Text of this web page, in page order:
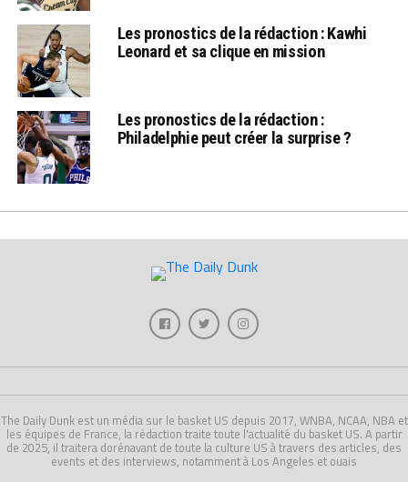
Les pronostics de la rédaction : Kawhi
Leonard et sa clique en mission
Les pronostics de la rédaction :
Philadelphie peut créer la surprise ?
The Daily Dunk est un média sur le basket US depuis 2017, WNBA, NCAA, NBA et
les équipes de France, la rédaction traite toute l'actualité du basket US. A partir
de 2025, il traitera dorénavant de toute la culture US à travers des articles, des
events et des interviews, notamment à Los Angeles et ouais